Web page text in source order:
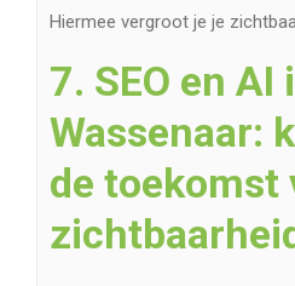
Hiermee vergroot je je
7. SEO en AI
Wassenaar:
de toekomst